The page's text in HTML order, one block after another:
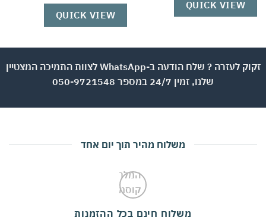
QUICK VIEW
QUICK VIEW
זקוק לעזרה ? שלח הודעה ב-WhatsApp לצוות התמיכה המצטיין
שלנו, זמין 24/7 במספר 050-9721548
משלוח מהיר תוך יום אחד
משלוח חינם בכל ההזמנות